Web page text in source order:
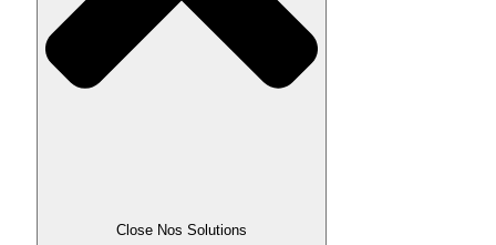
Close Nos Solutions